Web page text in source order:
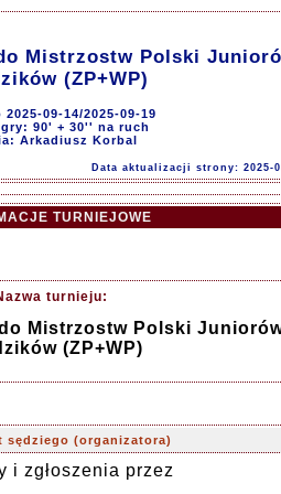
Mistrzostw Polski
(ZP+WP)
2025-09-14/2025-09-19
gry: 90' + 30'' na ruch
Arkadiusz Korbal
Data aktualizacji strony: 2025-
TURNIEJOWE
turnieju:
Mistrzostw Polski
(ZP+WP)
sędziego (organizatora)
i zgłoszenia przez